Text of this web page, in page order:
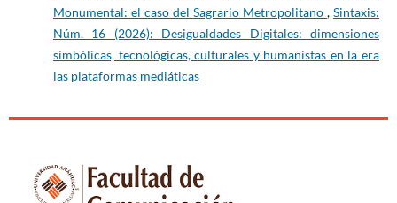
Twitter México. (2020, 17 de diciembre). Best of Tweet Mexico
2020.
https://blog.twitter.com/es_la/topics/company/2020/best-
of-tweets-mexico-2020
Vlad, D., Sands, S., Campbell, C. y Pitt, L. (2021). “Unprecedented,”
“extraordinary,” and “we're all in this together”: Does advertising
Monumental: el caso del Sagrario Metropolitano,Sintaxis:
Núm. 16 (2026): Desigualdades Digitales: dimensiones
simbólicas, tecnológicas, culturales y humanistas en la era
las plataformas mediáticas